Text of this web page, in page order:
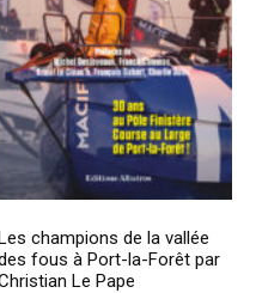
champions de la vallée
fous à Port-la-Forêt par
Le Pape